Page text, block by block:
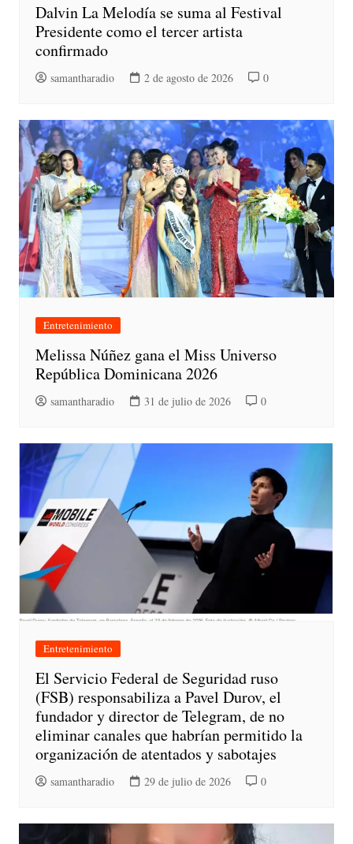
Dalvin La Melodía se suma al Festival
Presidente como el tercer artista
confirmado
samantharadio 2 de agosto de 2026 0
Entretenimiento
Melissa Núñez gana el Miss Universo
República Dominicana 2026
samantharadio 31 de julio de 2026 0
Entretenimiento
El Servicio Federal de Seguridad ruso
(FSB) responsabiliza a Pavel Durov, el
fundador y director de Telegram, de no
eliminar canales que habrían permitido la
organización de atentados y sabotajes
samantharadio 29 de julio de 2026 0